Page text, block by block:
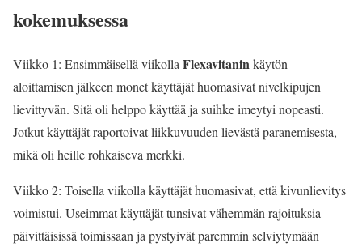
kokemuksessa
Viikko 1: Ensimmäisellä viikolla Flexavitaninkäytön
aloittamisen jälkeen monet käyttäjät huomasivat nivelkipujen
lievittyvän. Sitä oli helppo käyttää ja suihke imeytyi nopeasti.
Jotkut käyttäjät raportoivat liikkuvuuden lievästä paranemisesta,
mikä oli heille rohkaiseva merkki.
Viikko 2: Toisella viikolla käyttäjät huomasivat, että kivunlievitys
voimistui. Useimmat käyttäjät tunsivat vähemmän rajoituksia
päivittäisissä toimissaan ja pystyivät paremmin selviytymään